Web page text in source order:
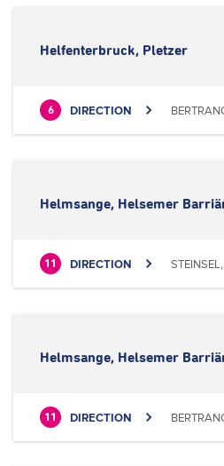
Helfenterbruck, Pletzer
6 DIRECTION
Helmsange, Helsemer
11 DIRECTION
Helmsange, Helsemer
11 DIRECTION